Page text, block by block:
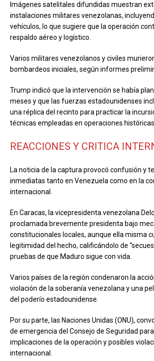
Imágenes satelitales difundidas muestran
instalaciones militares venezolanas,
vehículos, lo que sugiere que la operación
respaldo aéreo y logístico.
Varios militares venezolanos y civiles
bombardeos iniciales, según informes
Trump indicó que la intervención se había
meses y que las fuerzas estadounidenses
una réplica del recinto para practicar la
técnicas empleadas en operaciones
REACCIONES Y CRITICA
La noticia de la captura provocó confusión y
inmediatas tanto en Venezuela como en la
internacional.
En Caracas, la vicepresidenta venezolana
proclamada brevemente presidenta bajo
constitucionales locales, aunque ella misma
legitimidad del hecho, calificándolo de
pruebas de que Maduro sigue con vida.
Varios países de la región condenaron la
violación de la soberanía venezolana y una
del poderío estadounidense.
Por su parte, las Naciones Unidas (ONU),
de emergencia del Consejo de Seguridad
implicaciones de la operación y posibles
internacional.